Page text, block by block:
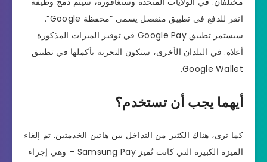
انقر للدفع في تطبيق منفصل يسمى “محفظة Google”.
سيستمر تطبيق Google Pay في توفير الميزات المذكورة
أعلاه. في البلدان الأخرى، ستكون التجربة بأكملها في تطبيق
Google Wallet.
أيهما يجب أن تستخدم؟
كما ترى، هناك الكثير من التداخل بين هاتين الخدمتين. تم إلغاء
الميزة الكبيرة التي كانت تُميز Samsung Pay – وهي إجراء